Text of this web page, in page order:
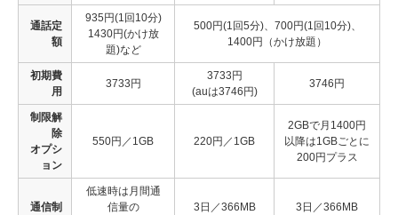
通話定
額
935円(1回10分)
1430円(かけ放
題)など
500円(1回5分)、700円(1回10分)、
1400円（かけ放題）
初期費
用
3733円
3733円
(auは3746円)
3746円
制限解
除
オプシ
ョン
550円／1GB 220円／1GB
2GBで月1400円
以降は1GBごとに
200円プラス
通信制
低速時は月間通
信量の
3日／366MB
3日／366MB